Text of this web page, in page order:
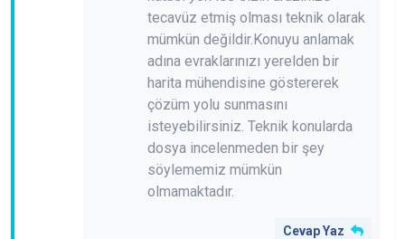
tecavüz etmiş olması teknik olarak
mümkün değildir.Konuyu anlamak
adına evraklarınızı yerelden bir
harita mühendisine göstererek
çözüm yolu sunmasını
isteyebilirsiniz. Teknik konularda
dosya incelenmeden bir şey
söylememiz mümkün
olmamaktadır.
Cevap Yaz